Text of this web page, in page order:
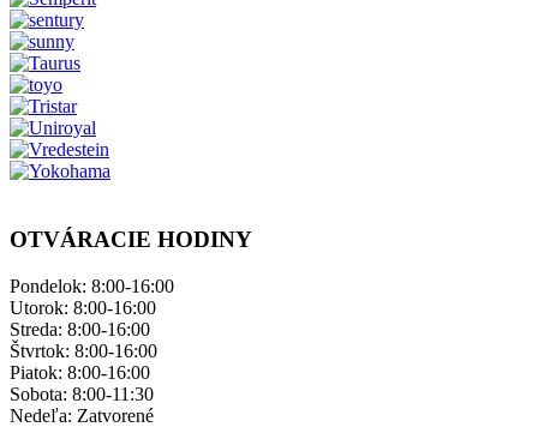
OTVÁRACIE HODINY
Pondelok: ​8:00-16:00
Utorok: 8:00-16:00
Streda: 8:00-16:00
Štvrtok: 8:00-16:00
Piatok: 8:00-16:00
Sobota: 8:00-11:30
Nedeľa: ​Zatvorené